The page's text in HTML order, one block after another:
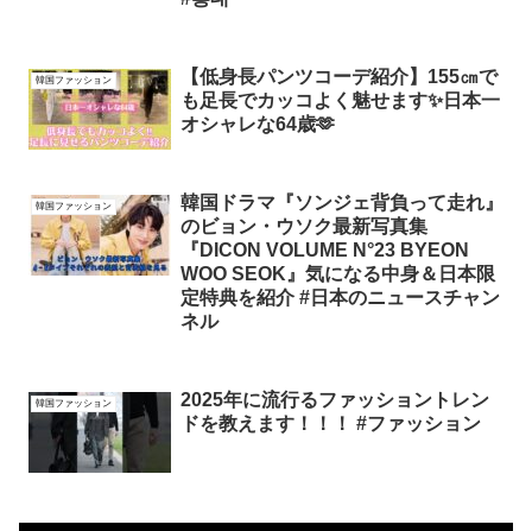
韓国ファッション
【低身長パンツコーデ紹介】155㎝で
も足長でカッコよく魅せます✨日本一
オシャレな64歳🫶
韓国ファッション
韓国ドラマ『ソンジェ背負って走れ』
のビョン・ウソク最新写真集
『DICON VOLUME N°23 BYEON
WOO SEOK』気になる中身＆日本限
定特典を紹介 #日本のニュースチャン
ネル
韓国ファッション
2025年に流行るファッショントレン
ドを教えます！！！ #ファッション